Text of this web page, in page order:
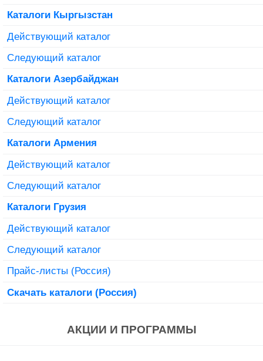
Каталоги Кыргызстан
Действующий каталог
Следующий каталог
Каталоги Азербайджан
Действующий каталог
Следующий каталог
Каталоги Армения
Действующий каталог
Следующий каталог
Каталоги Грузия
Действующий каталог
Следующий каталог
Прайс-листы (Россия)
Скачать каталоги (Россия)
АКЦИИ И ПРОГРАММЫ